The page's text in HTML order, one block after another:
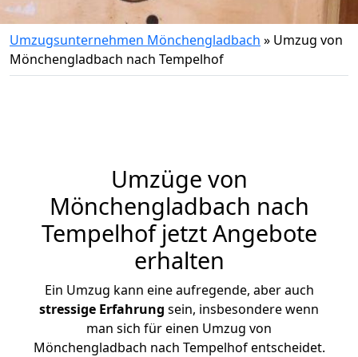
Umzugsunternehmen Mönchengladbach » Umzug von
Mönchengladbach nach Tempelhof
Umzüge von
Mönchengladbach nach
Tempelhof jetzt Angebote
erhalten
Ein Umzug kann eine aufregende, aber auch
stressige Erfahrung sein, insbesondere wenn
man sich für einen Umzug von
Mönchengladbach nach Tempelhof entscheidet.